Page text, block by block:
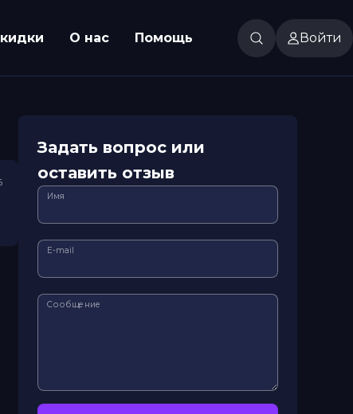
О нас Помощь Войти
Задать вопрос или
оставить отзыв
Имя
E-mail
Сообщение